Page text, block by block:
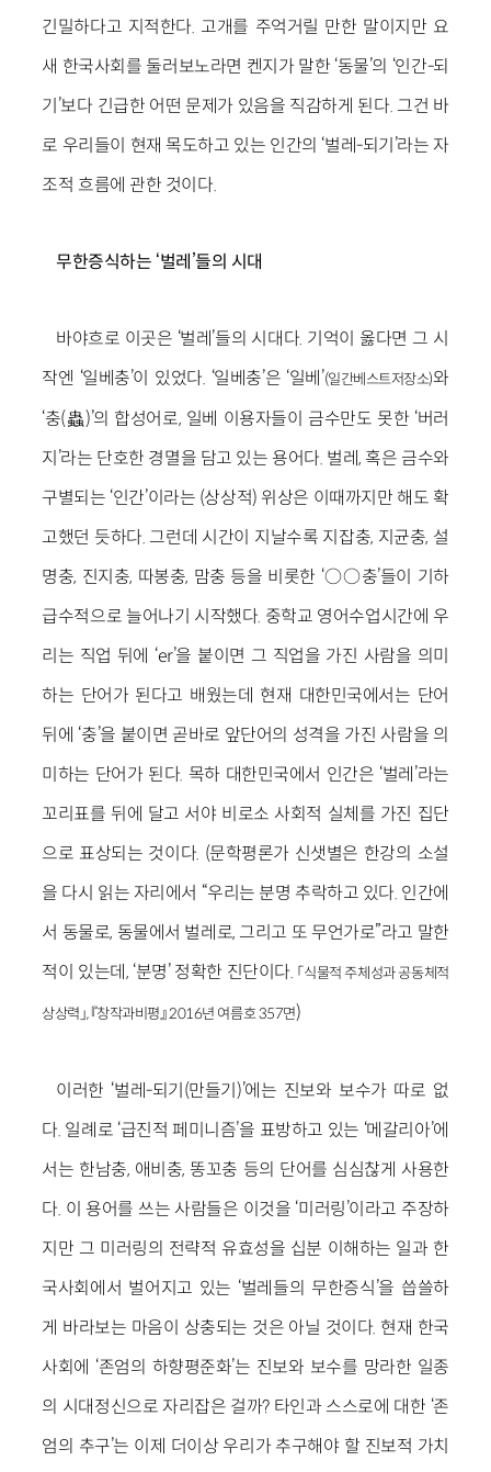
긴밀하다고 지적한다. 고개를 주억거릴 만한 말이지만 요
새 한국사회를 둘러보노라면 켄지가 말한 ‘동물’의 ‘인간-되
기’보다 긴급한 어떤 문제가 있음을 직감하게 된다. 그건 바
로 우리들이 현재 목도하고 있는 인간의 ‘벌레-되기’라는 자
조적 흐름에 관한 것이다.
무한증식하는 ‘벌레’들의 시대
바야흐로 이곳은 ‘벌레’들의 시대다. 기억이 옳다면 그 시
작엔 ‘일베충’이 있었다. ‘일베충’은 ‘일베’(일간베스트저장소)와
‘충(蟲)’의 합성어로, 일베 이용자들이 금수만도 못한 ‘버러
지’라는 단호한 경멸을 담고 있는 용어다. 벌레, 혹은 금수와
구별되는 ‘인간’이라는 (상상적) 위상은 이때까지만 해도 확
고했던 듯하다. 그런데 시간이 지날수록 지잡충, 지균충, 설
명충, 진지충, 따봉충, 맘충 등을 비롯한 ‘○○충’들이 기하
급수적으로 늘어나기 시작했다. 중학교 영어수업시간에 우
리는 직업 뒤에 ‘er’을 붙이면 그 직업을 가진 사람을 의미
하는 단어가 된다고 배웠는데 현재 대한민국에서는 단어
뒤에 ‘충’을 붙이면 곧바로 앞단어의 성격을 가진 사람을 의
미하는 단어가 된다. 목하 대한민국에서 인간은 ‘벌레’라는
꼬리표를 뒤에 달고 서야 비로소 사회적 실체를 가진 집단
으로 표상되는 것이다. (문학평론가 신샛별은 한강의 소설
을 다시 읽는 자리에서 “우리는 분명 추락하고 있다. 인간에
서 동물로, 동물에서 벌레로, 그리고 또 무언가로”라고 말한
적이 있는데, ‘분명’ 정확한 진단이다. 「식물적 주체성과 공동체적
상상력」, 『창작과비평』 2016년 여름호 357면)
이러한 ‘벌레-되기(만들기)’에는 진보와 보수가 따로 없
다. 일례로 ‘급진적 페미니즘’을 표방하고 있는 ‘메갈리아’에
서는 한남충, 애비충, 똥꼬충 등의 단어를 심심찮게 사용한
다. 이 용어를 쓰는 사람들은 이것을 ‘미러링’이라고 주장하
지만 그 미러링의 전략적 유효성을 십분 이해하는 일과 한
국사회에서 벌어지고 있는 ‘벌레들의 무한증식’을 씁쓸하
게 바라보는 마음이 상충되는 것은 아닐 것이다. 현재 한국
사회에 ‘존엄의 하향평준화’는 진보와 보수를 망라한 일종
의 시대정신으로 자리잡은 걸까? 타인과 스스로에 대한 ‘존
엄의 추구’는 이제 더이상 우리가 추구해야 할 진보적 가치